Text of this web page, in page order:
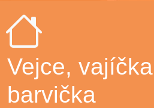
Vejce,
barvička